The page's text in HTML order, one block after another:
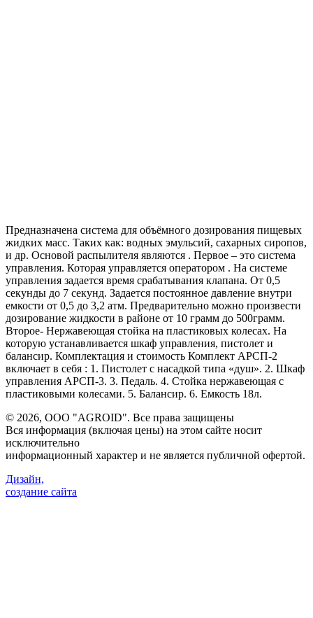
Предназначена система для объёмного дозирования пищевых
жидких масс. Таких как: водных эмульсий, сахарных сиропов,
и др. Основой распылителя являются . Первое – это система
управления. Которая управляется оператором . На системе
управления задается время срабатывания клапана. От 0,5
секунды до 7 секунд. Задается постоянное давление внутри
емкости от 0,5 до 3,2 атм. Предварительно можно произвести
дозирование жидкости в районе от 10 грамм до 500грамм.
Второе- Нержавеющая стойка на пластиковых колесах. На
которую устанавливается шкаф управления, пистолет и
балансир. Комплектация и стоимость Комплект АРСП-2
включает в себя : 1. Пистолет с насадкой типа «душ». 2. Шкаф
управления АРСП-3. 3. Педаль. 4. Стойка нержавеющая с
пластиковыми колесами. 5. Балансир. 6. Емкость 18л.
© 2026, ООО "AGROID". Все права защищены
Вся информация (включая цены) на этом сайте носит
исключительно
информационный характер и не является публичной офертой.
Дизайн,
создание сайта